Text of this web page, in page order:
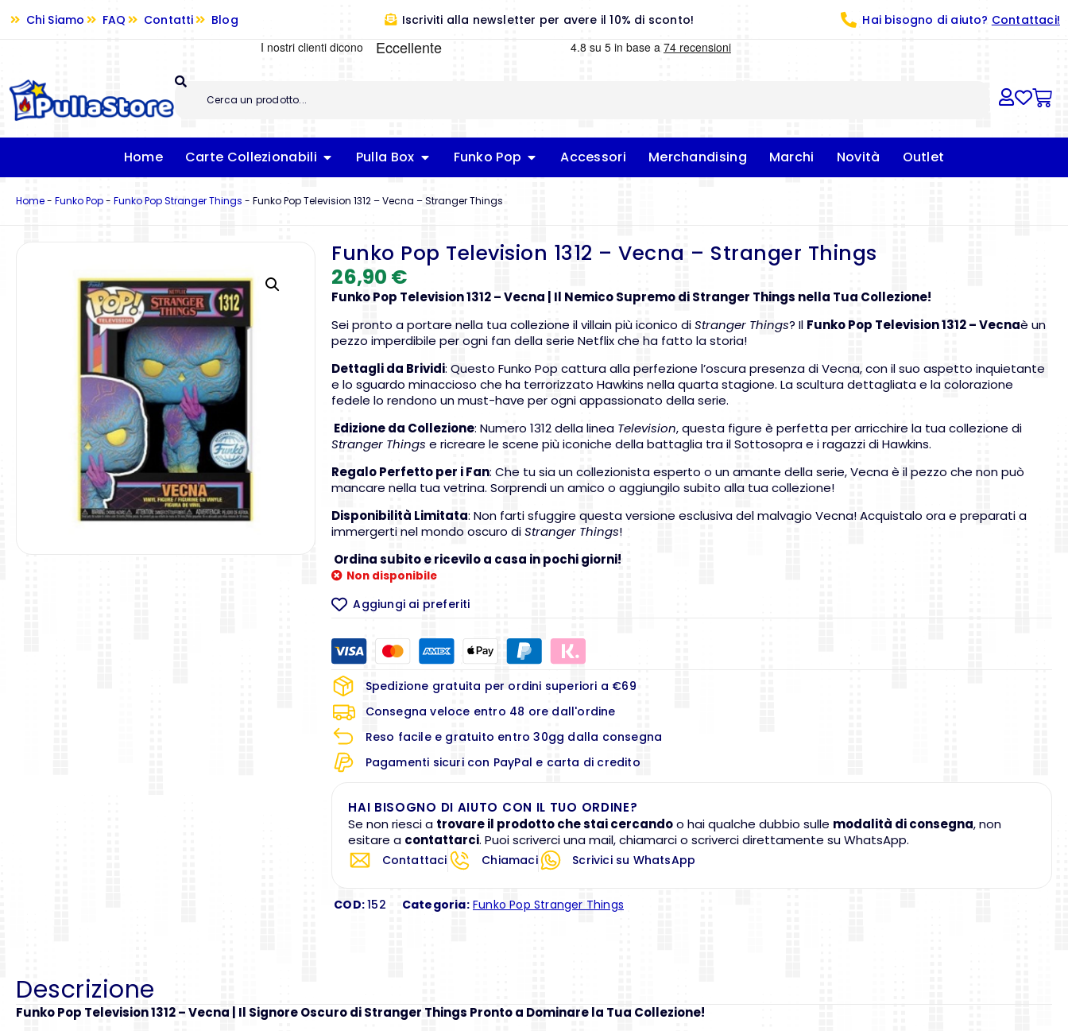
Chi Siamo FAQ Contatti Blog Iscriviti alla newsletter per avere il 10% di sconto! Hai bisogno di aiuto? Contattaci!
Home Carte Collezionabili Pulla Box Funko Pop Accessori Merchandising Marchi Novità Outlet
Home- Funko Pop- Funko Pop Stranger Things - Funko Pop Television 1312 – Vecna – Stranger Things
Funko Pop Television 1312 – Vecna – Stranger Things
26,90 €
Funko Pop Television 1312 – Vecna | Il Nemico Supremo di Stranger Things nella Tua Collezione!
Sei pronto a portare nella tua collezione il villain più iconico diStranger Things? Il Funko Pop Television 1312 – Vecnaè un
pezzo imperdibile per ogni fan della serie Netflix che ha fatto la storia!
Dettagli da Brividi: Questo Funko Pop cattura alla perfezione l’oscura presenza di Vecna, con il suo aspetto inquietante
e lo sguardo minaccioso che ha terrorizzato Hawkins nella quarta stagione. La scultura dettagliata e la colorazione
fedele lo rendono un must-have per ogni appassionato della serie.
Edizione da Collezione: Numero 1312 della linea Television, questa figure è perfetta per arricchire la tua collezione di
Stranger Things e ricreare le scene più iconiche della battaglia tra il Sottosopra e i ragazzi di Hawkins.
Regalo Perfetto per i Fan: Che tu sia un collezionista esperto o un amante della serie, Vecna è il pezzo che non può
mancare nella tua vetrina. Sorprendi un amico o aggiungilo subito alla tua collezione!
Disponibilità Limitata: Non farti sfuggire questa versione esclusiva del malvagio Vecna! Acquistalo ora e preparati a
immergerti nel mondo oscuro diStranger Things!
Ordina subito e ricevilo a casa in pochi giorni!
Non disponibile
Aggiungi ai preferiti
Spedizione gratuita per ordini superiori a €69
Consegna veloce entro 48 ore dall'ordine
Reso facile e gratuito entro 30gg dalla consegna
Pagamenti sicuri con PayPal e carta di credito
HAI BISOGNO DI AIUTO CON IL TUO ORDINE?
Se non riesci a trovare il prodotto che stai cercandoo hai qualche dubbio sulle modalità di consegna, non
esitare a contattarci. Puoi scriverci una mail, chiamarci o scriverci direttamente su WhatsApp.
Contattaci Chiamaci Scrivici su WhatsApp
COD:152 Categoria: Funko Pop Stranger Things
Descrizione
Funko Pop Television 1312 – Vecna | Il Signore Oscuro di Stranger Things Pronto a Dominare la Tua Collezione!